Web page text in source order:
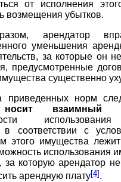
от исполнения
возмещения убытков.
арендатор
уменьшения
за которые он
предусмотренные
существенно
приведенных норм
взаимный
в соответствии с
этого имущества
использования
за которую арендатор
арендную плату[4].